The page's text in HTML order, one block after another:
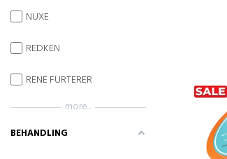
NUXE
REDKEN
RENE FURTERER
more...
BEHANDLING